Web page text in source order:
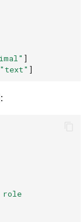
]
"text" ]
:
role